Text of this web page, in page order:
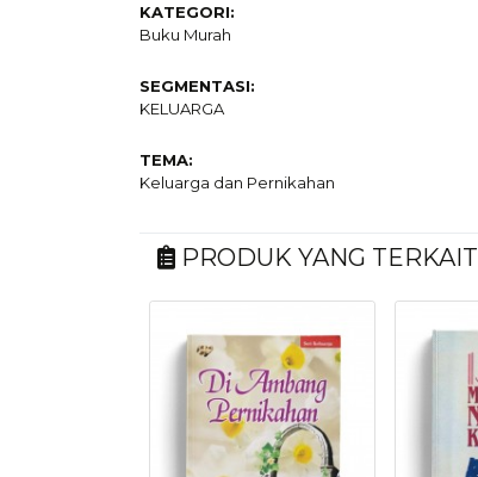
KATEGORI:
Buku Murah
SEGMENTASI:
KELUARGA
TEMA:
Keluarga dan Pernikahan
PRODUK YANG TERKAIT